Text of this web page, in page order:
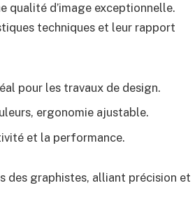
qualité d’image exceptionnelle.
techniques et leur rapport
pour les travaux de design.
ergonomie ajustable.
et la performance.
des graphistes, alliant précision et